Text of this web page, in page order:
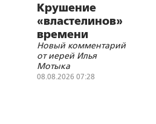
Крушение
«властелинов»
времени
Новый комментарий
от иерей Илья
Мотыка
08.08.2026 07:28